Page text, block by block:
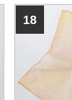
18